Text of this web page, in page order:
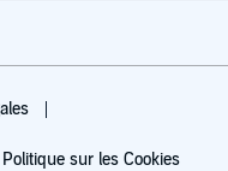
Politique sur les Cookies